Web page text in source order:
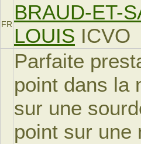
FR
BRAUD-ET-
LOUIS ICVO
Parfaite
point dans la
sur une
point sur